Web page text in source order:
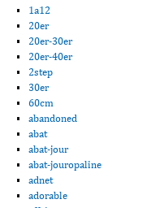
1a12
20er
20er-30er
20er-40er
2step
30er
60cm
abandoned
abat
abat-jour
abat-jouropaline
adnet
adorable